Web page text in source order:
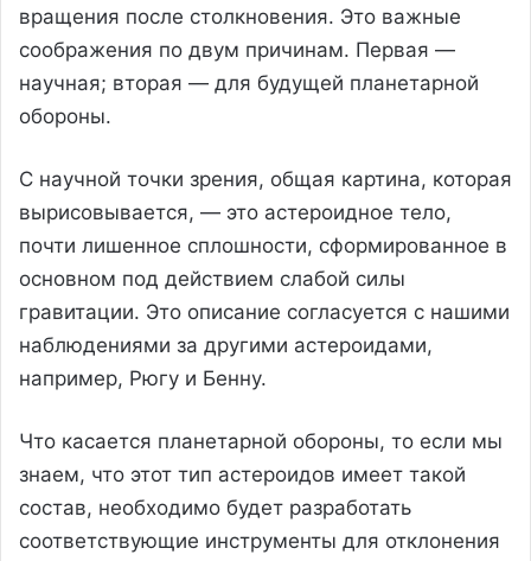
вращения после столкновения. Это важные
соображения по двум причинам. Первая —
научная; вторая — для будущей планетарной
обороны.
С научной точки зрения, общая картина, которая
вырисовывается, — это астероидное тело,
почти лишенное сплошности, сформированное в
основном под действием слабой силы
гравитации. Это описание согласуется с нашими
наблюдениями за другими астероидами,
например, Рюгу и Бенну.
Что касается планетарной обороны, то если мы
знаем, что этот тип астероидов имеет такой
состав, необходимо будет разработать
соответствующие инструменты для отклонения